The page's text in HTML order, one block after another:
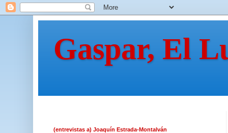
Gaspar, El
(entrevistas a) Joaquín Estrada-Montalván